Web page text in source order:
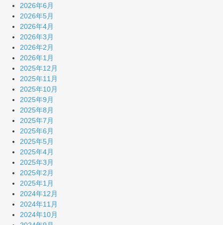
2026年6月
2026年5月
2026年4月
2026年3月
2026年2月
2026年1月
2025年12月
2025年11月
2025年10月
2025年9月
2025年8月
2025年7月
2025年6月
2025年5月
2025年4月
2025年3月
2025年2月
2025年1月
2024年12月
2024年11月
2024年10月